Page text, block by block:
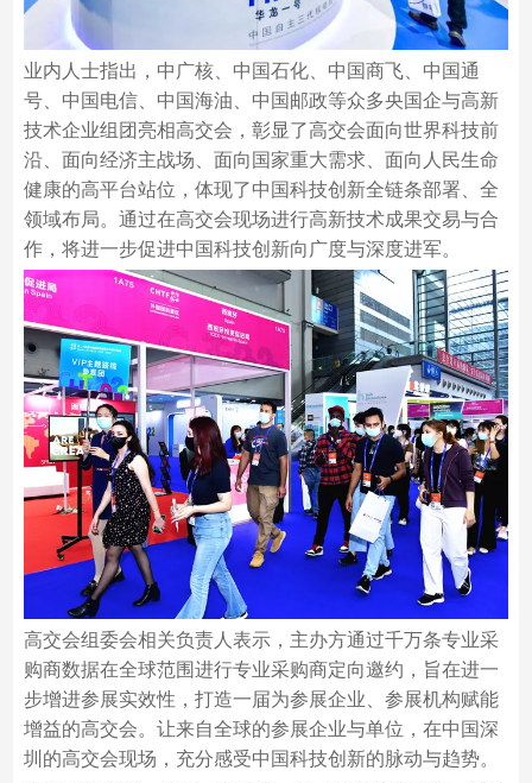
业内人士指出，中广核、中国石化、中国商飞、中国通
号、中国电信、中国海油、中国邮政等众多央国企与高新
技术企业组团亮相高交会，彰显了高交会面向世界科技前
沿、面向经济主战场、面向国家重大需求、面向人民生命
健康的高平台站位，体现了中国科技创新全链条部署、全
领域布局。通过在高交会现场进行高新技术成果交易与合
作，将进一步促进中国科技创新向广度与深度进军。
高交会组委会相关负责人表示，主办方通过千万条专业采
购商数据在全球范围进行专业采购商定向邀约，旨在进一
步增进参展实效性，打造一届为参展企业、参展机构赋能
增益的高交会。让来自全球的参展企业与单位，在中国深
圳的高交会现场，充分感受中国科技创新的脉动与趋势。